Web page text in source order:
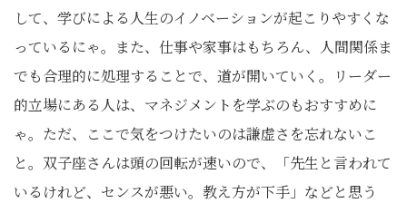
して、学びによる人生のイノベーションが起こりやすくな
っているにゃ。また、仕事や家事はもちろん、人間関係ま
でも合理的に処理することで、道が開いていく。リーダー
的立場にある人は、マネジメントを学ぶのもおすすめに
ゃ。ただ、ここで気をつけたいのは謙虚さを忘れないこ
と。双子座さんは頭の回転が速いので、「先生と言われて
いるけれど、センスが悪い。教え方が下手」などと思う